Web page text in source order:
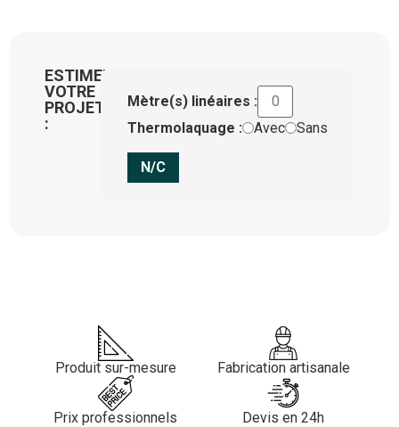
ESTIMEZ
VOTRE
PROJET
:
Mètre(s) linéaires :
Thermolaquage :
Avec Sans
N/C
Produit sur-mesure Fabrication artisanale
Prix professionnels Devis en 24h